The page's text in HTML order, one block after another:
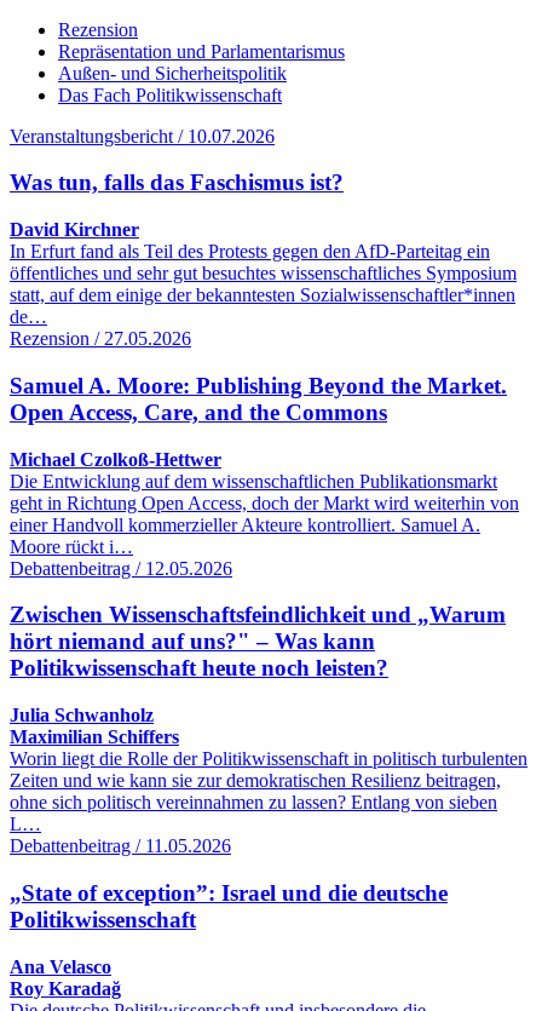
Rezension
Repräsentation und Parlamentarismus
Außen- und Sicherheitspolitik
Das Fach Politikwissenschaft
Veranstaltungsbericht / 10.07.2026
Was tun, falls das Faschismus ist?
David Kirchner
In Erfurt fand als Teil des Protests gegen den AfD-Parteitag ein
öffentliches und sehr gut besuchtes wissenschaftliches Symposium
statt, auf dem einige der bekanntesten Sozialwissenschaftler*innen
de…
Rezension / 27.05.2026
Samuel A. Moore: Publishing Beyond the Market.
Open Access, Care, and the Commons
Michael Czolkoß-Hettwer
Die Entwicklung auf dem wissenschaftlichen Publikationsmarkt
geht in Richtung Open Access, doch der Markt wird weiterhin von
einer Handvoll kommerzieller Akteure kontrolliert. Samuel A.
Moore rückt i…
Debattenbeitrag / 12.05.2026
Zwischen Wissenschaftsfeindlichkeit und „Warum
hört niemand auf uns?" – Was kann
Politikwissenschaft heute noch leisten?
Julia Schwanholz
Maximilian Schiffers
Worin liegt die Rolle der Politikwissenschaft in politisch turbulenten
Zeiten und wie kann sie zur demokratischen Resilienz beitragen,
ohne sich politisch vereinnahmen zu lassen? Entlang von sieben
L…
Debattenbeitrag / 11.05.2026
„State of exception”: Israel und die deutsche
Politikwissenschaft
Ana Velasco
Roy Karadağ